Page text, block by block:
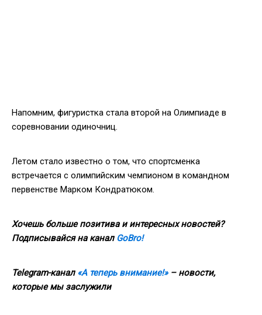
Напомним, фигуристка стала второй на Олимпиаде в
соревновании одиночниц.
Летом стало известно о том, что спортсменка
встречается с олимпийским чемпионом в командном
первенстве Марком Кондратюком.
Хочешь больше позитива и интересных новостей?
Подписывайся на канал GoBro!
Telegram-канал «А теперь внимание!»– новости,
которые мы заслужили